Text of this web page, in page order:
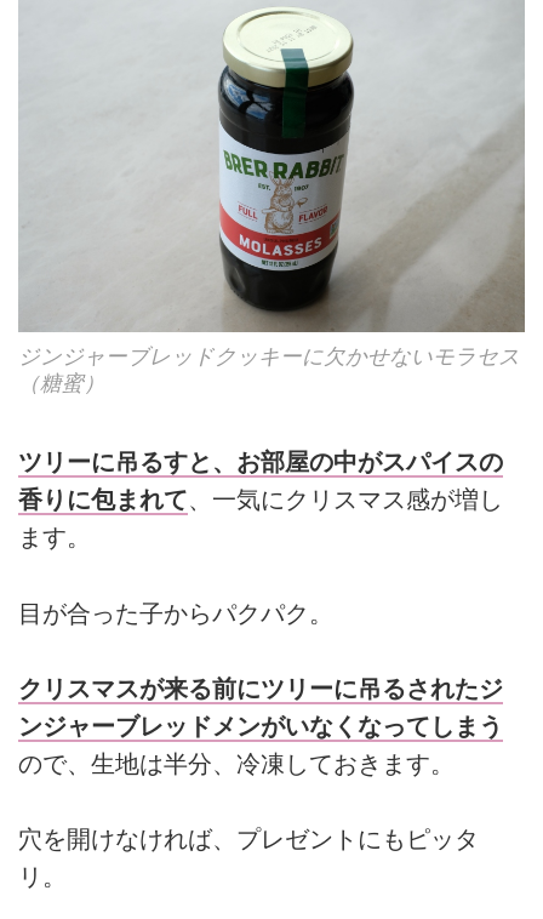
ジンジャーブレッドクッキーに欠かせないモラセス
（糖蜜）
ツリーに吊るすと、お部屋の中がスパイスの
香りに包まれて、一気にクリスマス感が増し
ます。
目が合った子からパクパク。
クリスマスが来る前にツリーに吊るされたジ
ンジャーブレッドメンがいなくなってしまう
ので、生地は半分、冷凍しておきます。
穴を開けなければ、プレゼントにもピッタ
リ。